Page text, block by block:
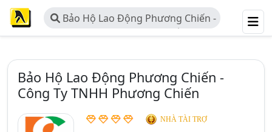
Bảo Hộ Lao Động Phương Chiến -
Công Ty TNHH Phương Chiến
Bảo Hộ Lao Động Phương Chiến -
Công Ty TNHH Phương Chiến
NHÀ TÀI TRỢ